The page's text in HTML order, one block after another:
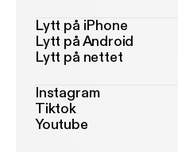
Lytt på iPhone
Lytt på Android
Lytt på nettet
Instagram
Tiktok
Youtube